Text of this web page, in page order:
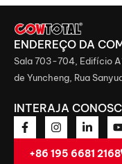
ENDEREÇO ​​DA
Sala 703-704, Edifício
de Yuncheng, Rua
INTERAJA
+86 195 6681 2168